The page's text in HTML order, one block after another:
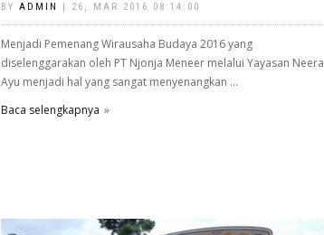
BY ADMIN | 26, MAR 2016 08:14:00
Menjadi Pemenang Wirausaha Budaya 2016 yang
diselenggarakan oleh PT Njonja Meneer melalui Yayasan Neera
Ayu menjadi hal yang sangat menyenangkan ...
Baca selengkapnya